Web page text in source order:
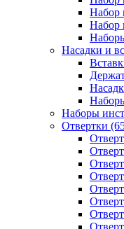
Набор
Набор
Насадки и
Наборы
Отвертки